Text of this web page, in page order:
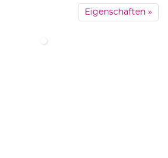
Eigenschaften »